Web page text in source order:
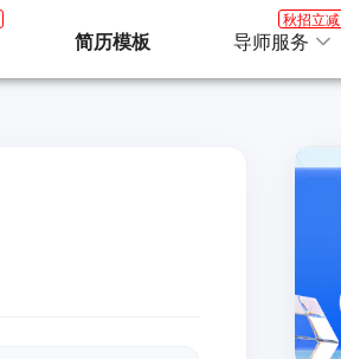
简历模板 导师服务
秋招立减